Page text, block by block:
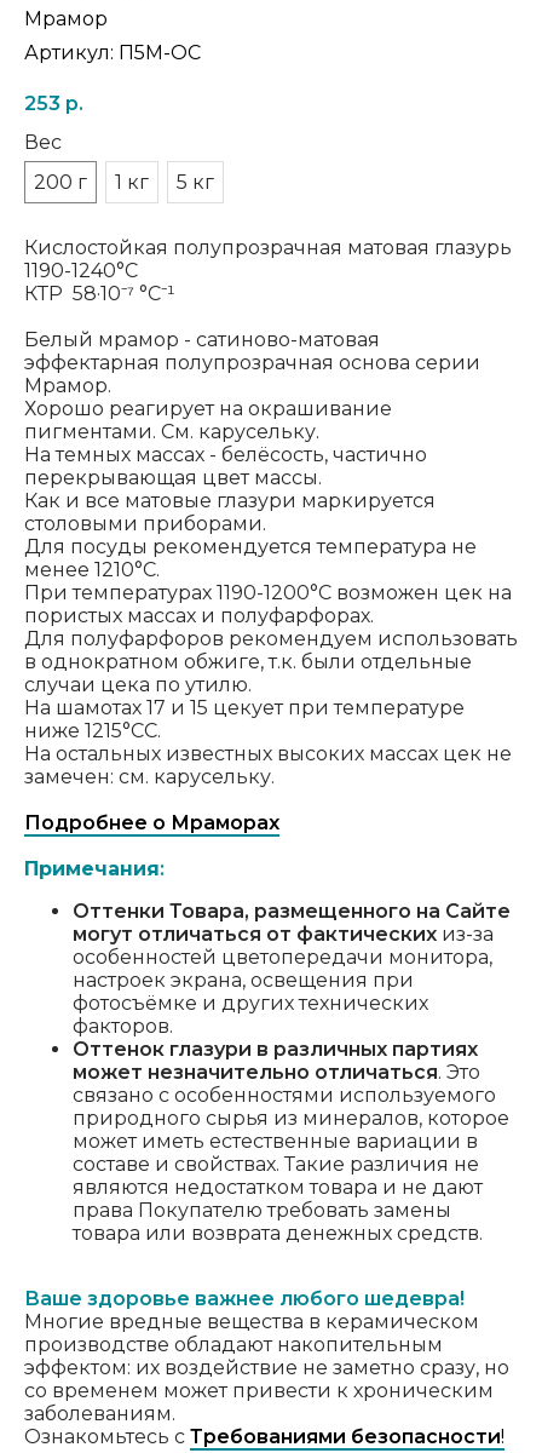
Мрамор
Артикул: П5М-ОС
253 р.
Вес
200 г
1 кг 5 кг
Кислостойкая полупрозрачная матовая глазурь
1190-1240°C
КТР 58·10⁻⁷ °С⁻¹
Белый мрамор - сатиново-матовая
эффектарная полупрозрачная основа серии
Мрамор.
Хорошо реагирует на окрашивание
пигментами. См. карусельку.
На темных массах - белёсость, частично
перекрывающая цвет массы.
Как и все матовые глазури маркируется
столовыми приборами.
Для посуды рекомендуется температура не
менее 1210°C.
При температурах 1190-1200°C возможен цек на
пористых массах и полуфарфорах.
Для полуфарфоров рекомендуем использовать
в однократном обжиге, т.к. были отдельные
случаи цека по утилю.
На шамотах 17 и 15 цекует при температуре
ниже 1215°CС.
На остальных известных высоких массах цек не
замечен: см. карусельку.
Подробнее о Мраморах
Примечания:
Оттенки Товара, размещенного на Сайте
могут отличаться от фактических из-за
особенностей цветопередачи монитора,
настроек экрана, освещения при
фотосъёмке и других технических
факторов.
Оттенок глазури в различных партиях
может незначительно отличаться. Это
связано с особенностями используемого
природного сырья из минералов, которое
может иметь естественные вариации в
составе и свойствах. Такие различия не
являются недостатком товара и не дают
права Покупателю требовать замены
товара или возврата денежных средств.
Ваше здоровье важнее любого шедевра!
Многие вредные вещества в керамическом
производстве обладают накопительным
эффектом: их воздействие не заметно сразу, но
со временем может привести к хроническим
заболеваниям.
Ознакомьтесь с Требованиями безопасности!